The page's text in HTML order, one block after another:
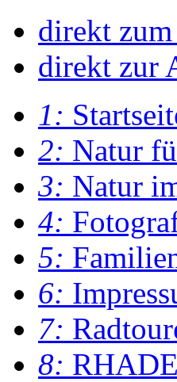
direkt
direkt zur
1:
2: Natur
3: Natur
4:
5:
6:
7:
8: RHADE